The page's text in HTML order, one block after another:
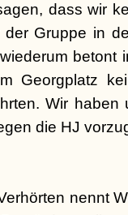
dass wir
Gruppe in
betont
Georgplatz
Wir
die HJ
nennt